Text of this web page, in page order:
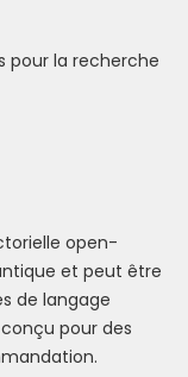
pour la recherche
open-
et peut être
de langage
pour des